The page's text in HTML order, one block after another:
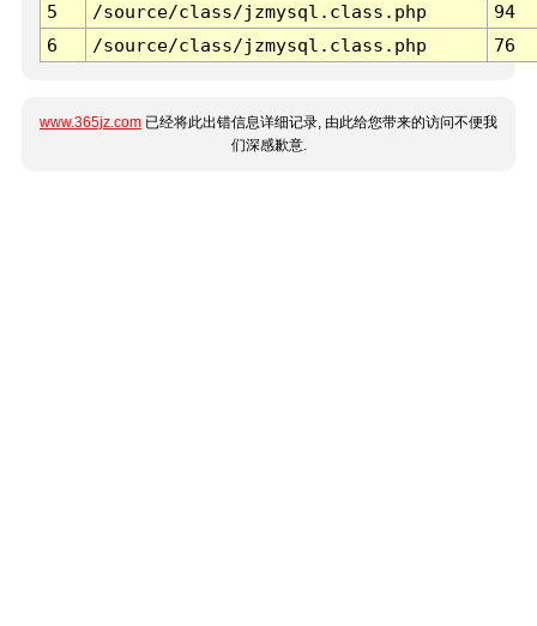
5
/source/class/jzmysql.class.php
94
6
/source/class/jzmysql.class.php 76
www.365jz.com 已经将此出错信息详细记录, 由此给您带来的访问不便我
们深感歉意.